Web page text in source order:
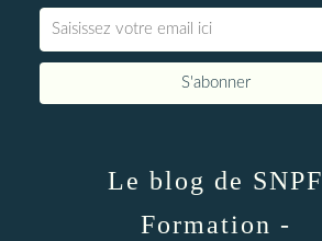
Le blog de SNPF
Formation -